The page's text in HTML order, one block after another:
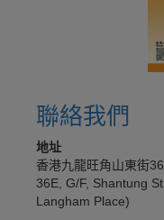
聯絡我們
地址
香港九龍旺角山東街
36E, G/F, Shantung
Langham Place)